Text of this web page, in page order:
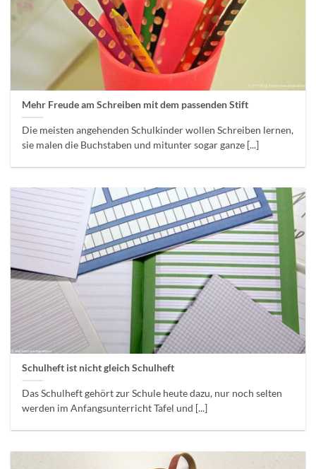
Mehr Freude am Schreiben mit dem passenden Stift
Die meisten angehenden Schulkinder wollen Schreiben lernen,
sie malen die Buchstaben und mitunter sogar ganze [...]
Schulheft ist nicht gleich Schulheft
Das Schulheft gehört zur Schule heute dazu, nur noch selten
werden im Anfangsunterricht Tafel und [...]